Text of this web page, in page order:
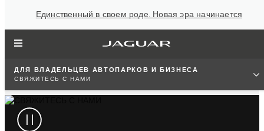
Единственный в своем роде. Новая эра начинается
ДЛЯ ВЛАДЕЛЬЦЕВ АВТОПАРКОВ И БИЗНЕСА
СВЯЖИТЕСЬ С НАМИ